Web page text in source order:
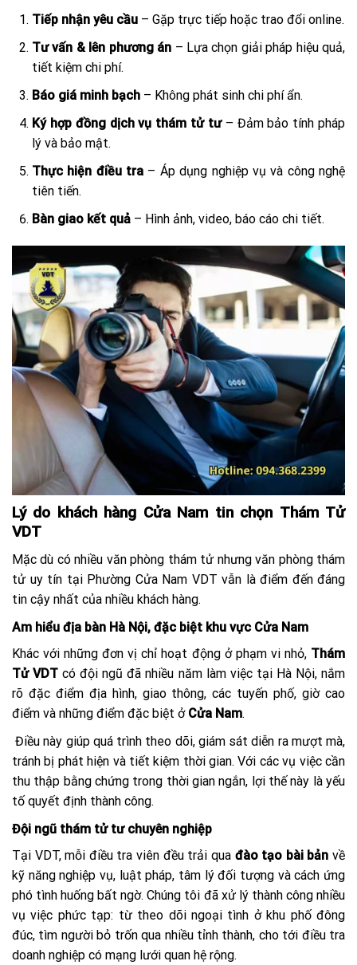
Tiếp nhận yêu cầu – Gặp trực tiếp hoặc trao đổi online.
Tư vấn & lên phương án – Lựa chọn giải pháp hiệu quả,
tiết kiệm chi phí.
Báo giá minh bạch – Không phát sinh chi phí ẩn.
Ký hợp đồng dịch vụ thám tử tư– Đảm bảo tính pháp
lý và bảo mật.
Thực hiện điều tra – Áp dụng nghiệp vụ và công nghệ
tiên tiến.
Bàn giao kết quả – Hình ảnh, video, báo cáo chi tiết.
Lý do khách hàng Cửa Nam tin chọn Thám Tử
VDT
Mặc dù có nhiều văn phòng thám tử nhưng văn phòng thám
tử uy tín tại Phường Cửa Nam VDT vẫn là điểm đến đáng
tin cậy nhất của nhiều khách hàng.
Am hiểu địa bàn Hà Nội, đặc biệt khu vực Cửa Nam
Khác với những đơn vị chỉ hoạt động ở phạm vi nhỏ, Thám
Tử VDT có đội ngũ đã nhiều năm làm việc tại Hà Nội, nắm
rõ đặc điểm địa hình, giao thông, các tuyến phố, giờ cao
điểm và những điểm đặc biệt ở Cửa Nam.
Điều này giúp quá trình theo dõi, giám sát diễn ra mượt mà,
tránh bị phát hiện và tiết kiệm thời gian. Với các vụ việc cần
thu thập bằng chứng trong thời gian ngắn, lợi thế này là yếu
tố quyết định thành công.
Đội ngũ thám tử tư chuyên nghiệp
Tại VDT, mỗi điều tra viên đều trải qua đào tạo bài bản về
kỹ năng nghiệp vụ, luật pháp, tâm lý đối tượng và cách ứng
phó tình huống bất ngờ. Chúng tôi đã xử lý thành công nhiều
vụ việc phức tạp: từ theo dõi ngoại tình ở khu phố đông
đúc, tìm người bỏ trốn qua nhiều tỉnh thành, cho tới điều tra
doanh nghiệp có mạng lưới quan hệ rộng.